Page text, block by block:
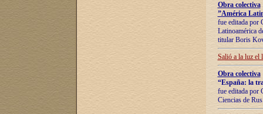
Obra colectiva
”América
fue editada por
Latinoamérica
titular Boris
Salió a la luz el
Obra colectiva
“España: la
fue editada por
Ciencias de